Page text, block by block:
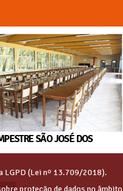
SÃO JOSÉ DOS
LGPD (Lei nº 13.709/2018).
proteção de dados no